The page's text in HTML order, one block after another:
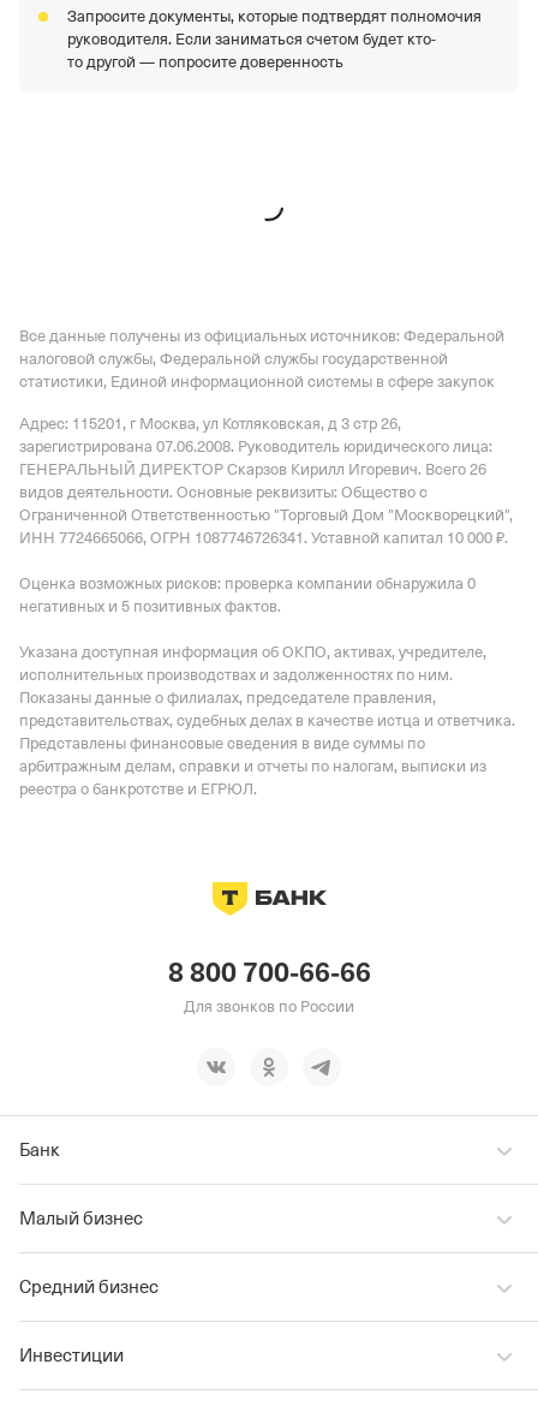
Запросите документы, которые подтвердят полномочия
руководителя. Если заниматься счетом будет кто-
то другой — попросите доверенность
Все данные получены из официальных источников: Федеральной
налоговой службы, Федеральной службы государственной
статистики, Единой информационной системы в сфере закупок
Адрес: 115201, г Москва, ул Котляковская, д 3 стр 26,
зарегистрирована 07.06.2008. Руководитель юридического лица:
ГЕНЕРАЛЬНЫЙ ДИРЕКТОР Скарзов Кирилл Игоревич. Всего 26
видов деятельности. Основные реквизиты: Общество с
Ограниченной Ответственностью "Торговый Дом "Москворецкий",
ИНН 7724665066, ОГРН 1087746726341. Уставной капитал 10 000 ₽.
Оценка возможных рисков: проверка компании обнаружила 0
негативных и 5 позитивных фактов.
Указана доступная информация об ОКПО, активах, учредителе,
исполнительных производствах и задолженностях по ним.
Показаны данные о филиалах, председателе правления,
представительствах, судебных делах в качестве истца и ответчика.
Представлены финансовые сведения в виде суммы по
арбитражным делам, справки и отчеты по налогам, выписки из
реестра о банкротстве и ЕГРЮЛ.
8 800 700-66-66
Для звонков по России
Банк
Малый бизнес
Средний бизнес
Инвестиции